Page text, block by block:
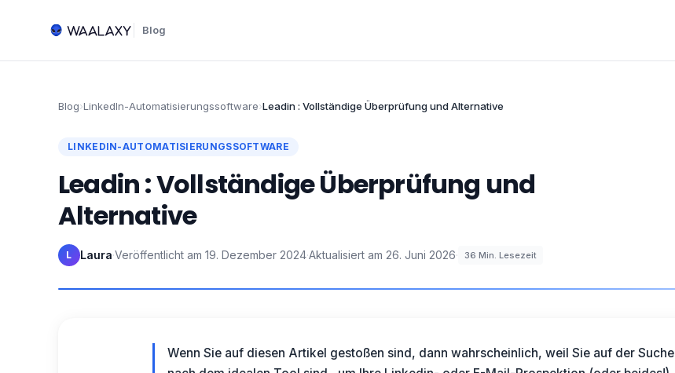
Blog
Blog›LinkedIn-Automatisierungssoftware›Leadin : Vollständige Überprüfung und Alternative
LINKEDIN-AUTOMATISIERUNGSSOFTWARE
Leadin : Vollständige Überprüfung und
Alternative
L Laura·Veröffentlicht am 19. Dezember 2024·Aktualisiert am 26. Juni 2026· 36 Min. Lesezeit
Wenn Sie auf diesen Artikel gestoßen sind, dann wahrscheinlich, weil Sie auf der Suche